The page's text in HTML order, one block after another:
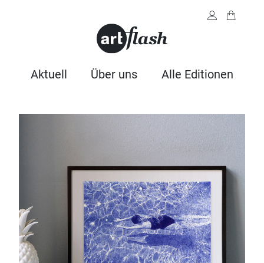
Aktuell Über uns Alle Editionen